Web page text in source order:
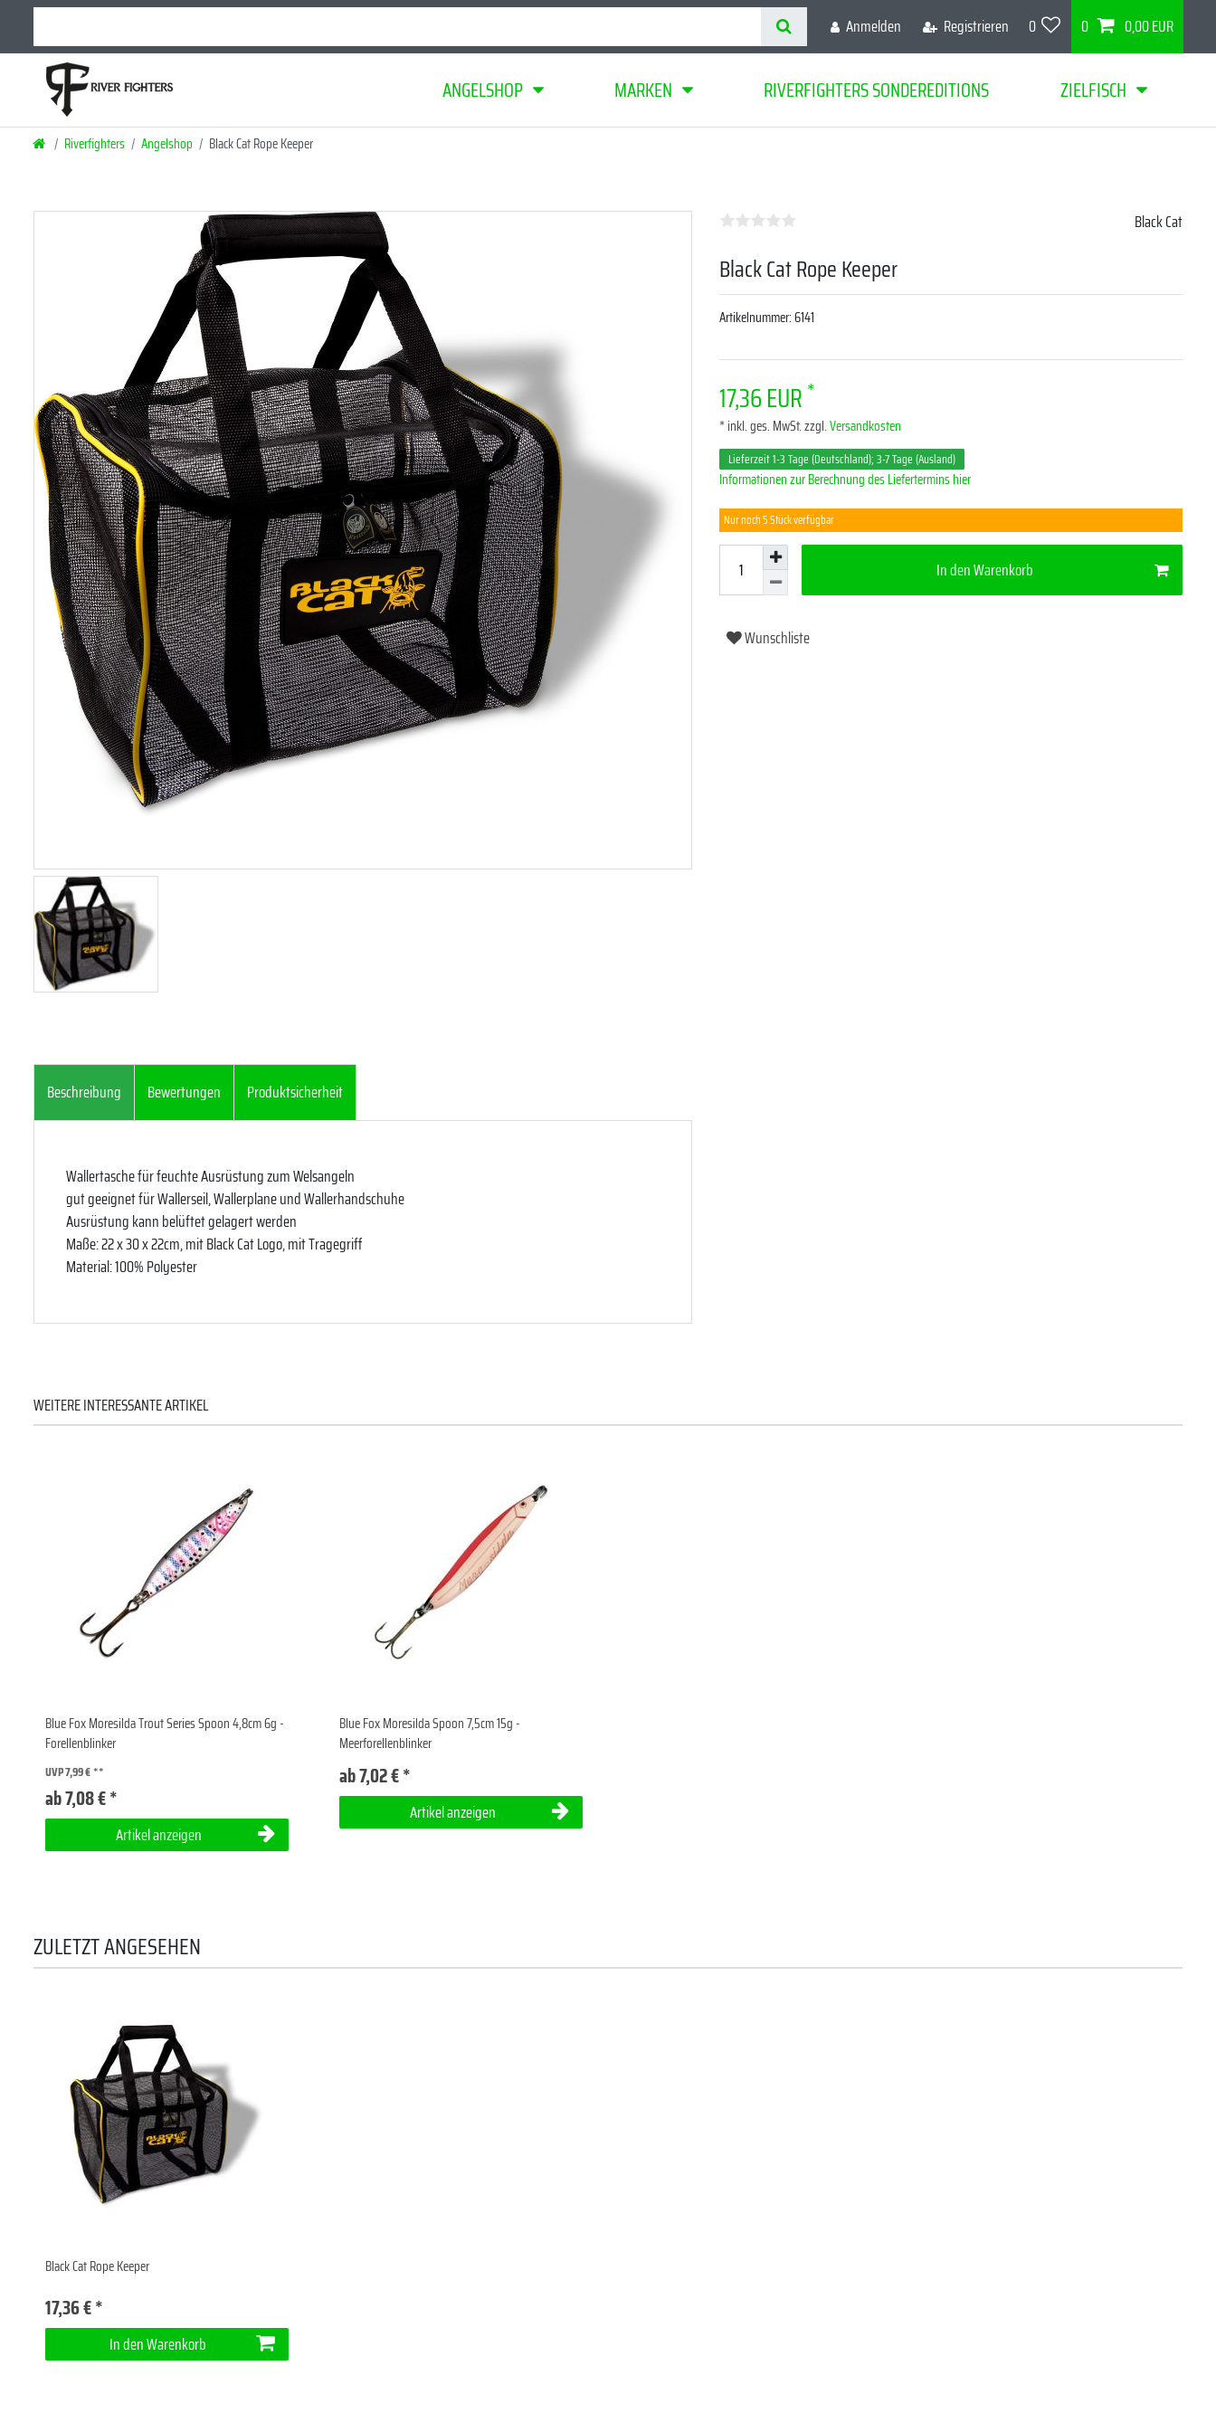
Anmelden Registrieren 0 0 0,00 EUR
ANGELSHOP MARKEN RIVERFIGHTERS SONDEREDITIONS ZIELFISCH
Riverfighters Angelshop Black Cat Rope Keeper
Black Cat
Black Cat Rope Keeper
Artikelnummer:6141
17,36 EUR *
* inkl. ges. MwSt. zzgl.Versandkosten
Lieferzeit 1-3 Tage (Deutschland); 3-7 Tage (Ausland)
Informationen zur Berechnung des Liefertermins hier
Nur noch 5 Stück verfügbar
In den Warenkorb
Wunschliste
Beschreibung Bewertungen Produktsicherheit
Wallertasche für feuchte Ausrüstung zum Welsangeln
gut geeignet für Wallerseil, Wallerplane und Wallerhandschuhe
Ausrüstung kann belüftet gelagert werden
Maße: 22 x 30 x 22cm, mit Black Cat Logo, mit Tragegriff
Material: 100% Polyester
WEITERE INTERESSANTE ARTIKEL
Blue Fox Moresilda Trout Series Spoon 4,8cm 6g -
Forellenblinker
UVP 7,99 €
ab 7,08 € *
Artikel anzeigen
Blue Fox Moresilda Spoon 7,5cm 15g -
Meerforellenblinker
ab 7,02 € *
Artikel anzeigen
ZULETZT ANGESEHEN
Black Cat Rope Keeper
17,36 € *
In den Warenkorb